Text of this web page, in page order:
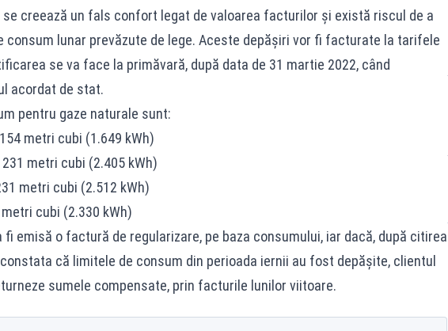
creează un fals confort legat de valoarea facturilor și există riscul de a
consum lunar prevăzute de lege. Aceste depășiri vor fi facturate la tarifele
se va face la primăvară, după data de 31 martie 2022, când
acordat de stat.
pentru gaze naturale sunt:
metri cubi (1.649 kWh)
metri cubi (2.405 kWh)
metri cubi (2.512 kWh)
cubi (2.330 kWh)
fi emisă o factură de regularizare, pe baza consumului, iar dacă, după citirea
că limitele de consum din perioada iernii au fost depășite, clientul
sumele compensate, prin facturile lunilor viitoare.